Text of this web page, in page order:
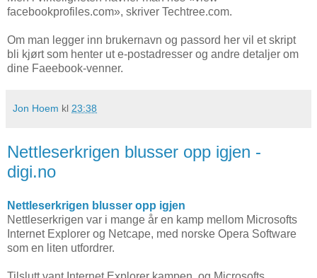
facebookprofiles.com», skriver Techtree.com.
Om man legger inn brukernavn og passord her vil et skript
bli kjørt som henter ut e-postadresser og andre detaljer om
dine Faeebook-venner.
Jon Hoem kl 23:38
Nettleserkrigen blusser opp igjen -
digi.no
Nettleserkrigen blusser opp igjen
Nettleserkrigen var i mange år en kamp mellom Microsofts
Internet Explorer og Netcape, med norske Opera Software
som en liten utfordrer.